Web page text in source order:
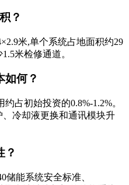
？
米,单个系统占地面积约29
米检修通道。
如何？
占初始投资的0.8%-1.2%。
冷却液更换和通讯模块升
？
储能系统安全标准、